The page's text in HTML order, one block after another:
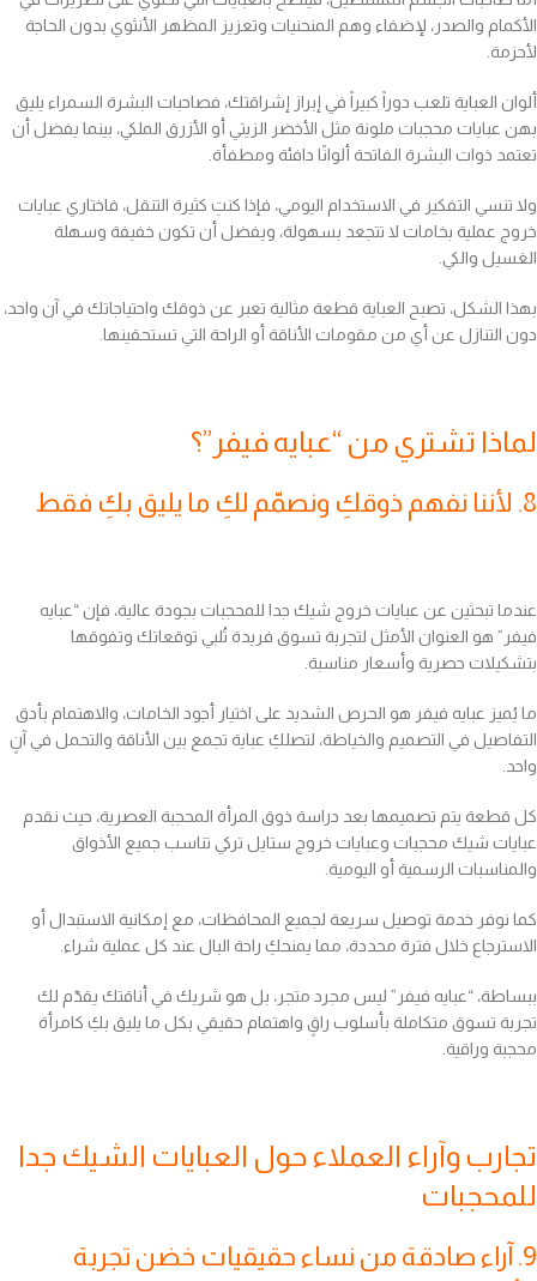
الأكمام والصدر، لإضفاء وهم المنحنيات وتعزيز المظهر الأنثوي بدون الحاجة
لأحزمة.
ألوان العباية تلعب دوراً كبيراً في إبراز إشراقتك، فصاحبات البشرة السمراء يليق
بهن عبايات محجبات ملونة مثل الأخضر الزيتي أو الأزرق الملكي، بينما يفضل أن
تعتمد ذوات البشرة الفاتحة ألوانًا دافئة ومطفأة.
ولا تنسي التفكير في الاستخدام اليومي، فإذا كنتِ كثيرة التنقل، فاختاري عبايات
خروج عملية بخامات لا تتجعد بسهولة، ويفضل أن تكون خفيفة وسهلة
الغسيل والكي.
بهذا الشكل، تصبح العباية قطعة مثالية تعبر عن ذوقك واحتياجاتك في آن واحد،
دون التنازل عن أي من مقومات الأناقة أو الراحة التي تستحقينها.
لماذا تشتري من “عبايه فيفر”؟
8. لأننا نفهم ذوقكِ ونصمّم لكِ ما يليق بكِ فقط
عندما تبحثين عن عبايات خروج شيك جدا للمحجبات بجودة عالية، فإن “عبايه
فيفر” هو العنوان الأمثل لتجربة تسوق فريدة تُلبي توقعاتك وتفوقها
بتشكيلات حصرية وأسعار مناسبة.
ما يُميز عبايه فيفر هو الحرص الشديد على اختيار أجود الخامات، والاهتمام بأدق
التفاصيل في التصميم والخياطة، لتصلكِ عباية تجمع بين الأناقة والتحمل في آنٍ
واحد.
كل قطعة يتم تصميمها بعد دراسة ذوق المرأة المحجبة العصرية، حيث نقدم
عبايات شيك محجبات وعبايات خروج ستايل تركي تناسب جميع الأذواق
والمناسبات الرسمية أو اليومية.
كما نوفر خدمة توصيل سريعة لجميع المحافظات، مع إمكانية الاستبدال أو
الاسترجاع خلال فترة محددة، مما يمنحكِ راحة البال عند كل عملية شراء.
ببساطة، “عبايه فيفر” ليس مجرد متجر، بل هو شريك في أناقتك يقدّم لك
تجربة تسوق متكاملة بأسلوب راقٍ واهتمام حقيقي بكل ما يليق بكِ كامرأة
محجبة وراقية.
تجارب وآراء العملاء حول العبايات الشيك جدا
للمحجبات
9. آراء صادقة من نساء حقيقيات خضن تجربة